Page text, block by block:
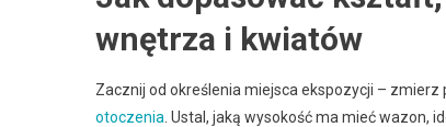
wnętrza i kwiatów
Zacznij od określenia miejsca ekspozycji –
otoczenia. Ustal, jaką wysokość ma mieć wazon,